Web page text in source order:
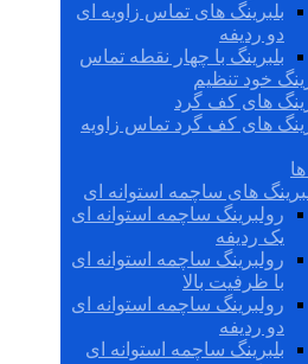
بلبرینگ های تماس زاویه ای
دو ردیفه
بلبرینگ با چهار نقطه تماس
خود تنظیم
های کف گرد
های کف گرد تماس زاویه
های ساچمه استوانه ای
رولبرینگ ساچمه استوانه ای
یک ردیفه
رولبرینگ ساچمه استوانه ای
با ظرفیت بالا
رولبرینگ ساچمه استوانه ای
دو ردیفه
بلبرینگ ساچمه استوانه ای